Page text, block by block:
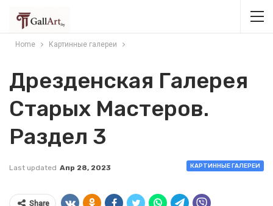
Home Картинные галереи
Дрезденская Галерея
Старых Мастеров.
Раздел 3
КАРТИННЫЕ ГАЛЕРЕИ
Last updated Апр 28, 2023
Share